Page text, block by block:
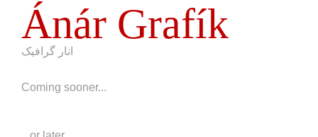
Ánár Grafík
انار گرافیک
Coming sooner...